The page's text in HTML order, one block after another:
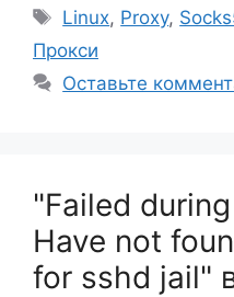
Метки
Linux, Proxy,
Прокси
Оставьте
"Failed
Have not
for sshd jail"